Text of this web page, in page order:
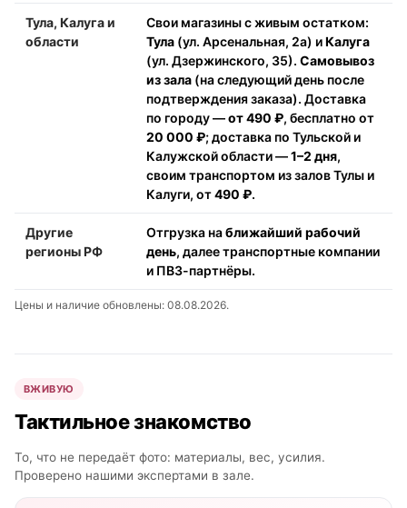
Тула, Калуга и
области
Свои магазины с живым остатком:
Тула (ул. Арсенальная, 2а) иКалуга
(ул. Дзержинского, 35). Самовывоз
из зала (на следующий день после
подтверждения заказа). Доставка
по городу —от 490 ₽, бесплатно от
20 000 ₽; доставка по Тульской и
Калужской области —1–2 дня,
своим транспортом из залов Тулы и
Калуги, от490 ₽.
Другие
регионы РФ
Отгрузка наближайший рабочий
день, далее транспортные компании
и ПВЗ-партнёры.
Цены и наличие обновлены: 08.08.2026.
ВЖИВУЮ
Тактильное знакомство
То, что не передаёт фото: материалы, вес, усилия.
Проверено нашими экспертами в зале.